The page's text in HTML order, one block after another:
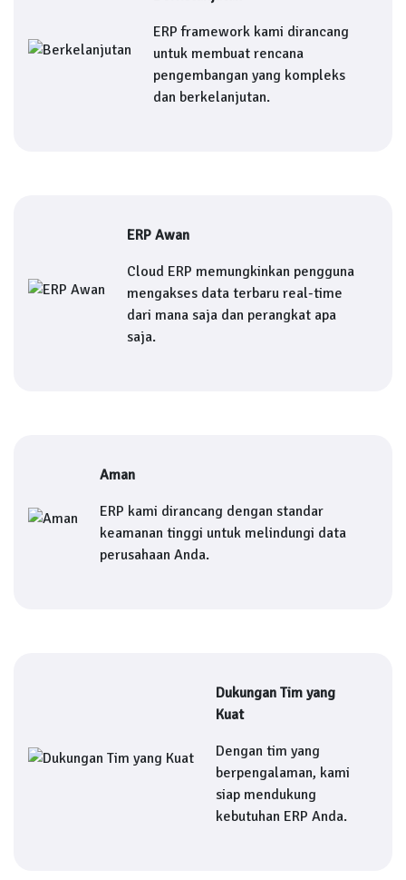
ERP framework kami dirancang
untuk membuat rencana
pengembangan yang kompleks
dan berkelanjutan.
ERP Awan
Cloud ERP memungkinkan pengguna
mengakses data terbaru real-time
dari mana saja dan perangkat apa
saja.
Aman
ERP kami dirancang dengan standar
keamanan tinggi untuk melindungi data
perusahaan Anda.
Dukungan Tim yang
Kuat
Dengan tim yang
berpengalaman, kami
siap mendukung
kebutuhan ERP Anda.